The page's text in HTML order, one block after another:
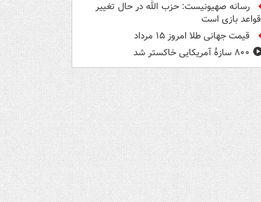
رسانه صهیونیست: حزب الله در حال تغییر
قواعد بازی است
قیمت جهانی طلا امروز ۱۵ مرداد
۸۰۰ سازۀ آمریکایی خاکستر شد